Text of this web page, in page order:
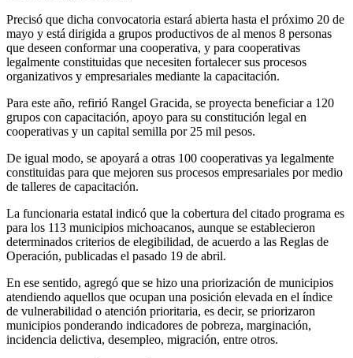
Precisó que dicha convocatoria estará abierta hasta el próximo 20 de
mayo y está dirigida a grupos productivos de al menos 8 personas
que deseen conformar una cooperativa, y para cooperativas
legalmente constituidas que necesiten fortalecer sus procesos
organizativos y empresariales mediante la capacitación.
Para este año, refirió Rangel Gracida, se proyecta beneficiar a 120
grupos con capacitación, apoyo para su constitución legal en
cooperativas y un capital semilla por 25 mil pesos.
De igual modo, se apoyará a otras 100 cooperativas ya legalmente
constituidas para que mejoren sus procesos empresariales por medio
de talleres de capacitación.
La funcionaria estatal indicó que la cobertura del citado programa es
para los 113 municipios michoacanos, aunque se establecieron
determinados criterios de elegibilidad, de acuerdo a las Reglas de
Operación, publicadas el pasado 19 de abril.
En ese sentido, agregó que se hizo una priorización de municipios
atendiendo aquellos que ocupan una posición elevada en el índice
de vulnerabilidad o atención prioritaria, es decir, se priorizaron
municipios ponderando indicadores de pobreza, marginación,
incidencia delictiva, desempleo, migración, entre otros.